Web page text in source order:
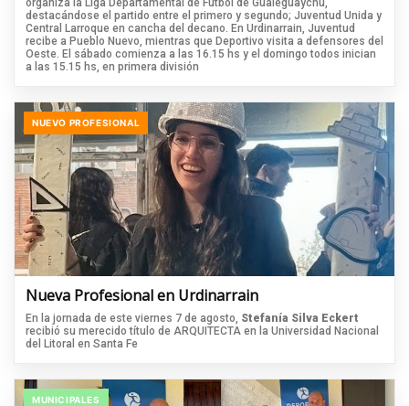
organiza la Liga Departamental de Fútbol de Gualeguaychú,
destacándose el partido entre el primero y segundo; Juventud Unida y
Central Larroque en cancha del decano. En Urdinarrain, Juventud
recibe a Pueblo Nuevo, mientras que Deportivo visita a defensores del
Oeste. El sábado comienza a las 16.15 hs y el domingo todos inician
a las 15.15 hs, en primera división
NUEVO PROFESIONAL
Nueva Profesional en Urdinarrain
En la jornada de este viernes 7 de agosto, Stefanía Silva Eckert
recibió su merecido título de ARQUITECTA en la Universidad Nacional
del Litoral en Santa Fe
MUNICIPALES